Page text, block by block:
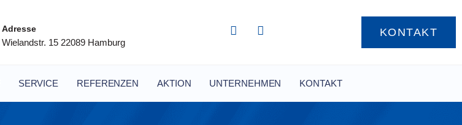
Adresse
Wielandstr. 15 22089 Hamburg
KONTAKT
SERVICE REFERENZEN AKTION UNTERNEHMEN KONTAKT